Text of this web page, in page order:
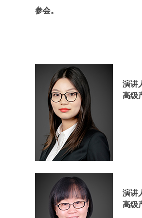
参会。
演讲
高级
演讲
高级